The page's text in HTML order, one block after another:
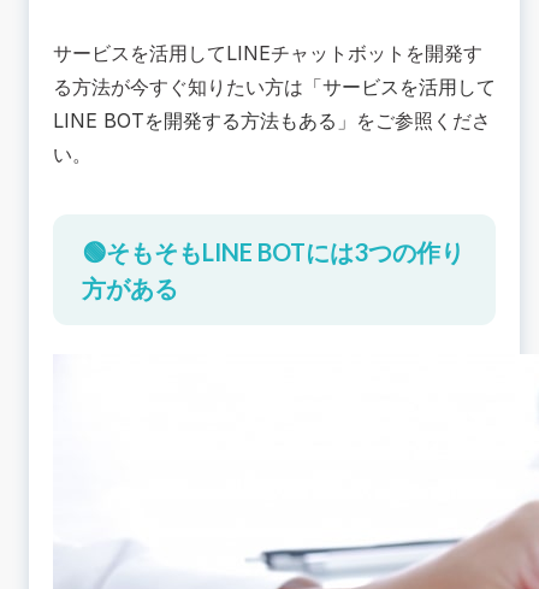
サービスを活用してLINEチャットボットを開発す
る方法が今すぐ知りたい方は「サービスを活用して
LINE BOTを開発する方法もある 」をご参照くださ
い。
🟢そもそもLINE BOTには3つの作り
方がある